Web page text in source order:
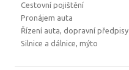
Cestovní pojištění
Pronájem auta
Řízení auta, dopravní předpisy
Silnice a dálnice, mýto